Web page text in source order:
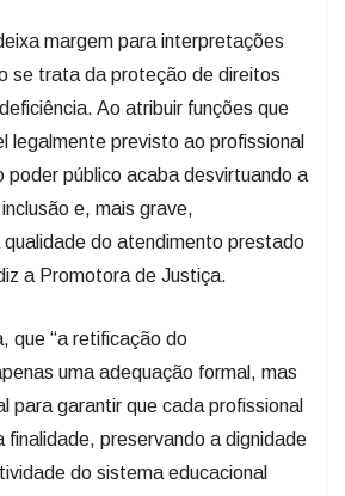
se trata da proteção de direitos
Ao atribuir funções que
legalmente previsto ao profissional
poder público acaba desvirtuando a
e, mais grave,
do atendimento prestado
a Promotora de Justiça.
uma adequação formal, mas
para garantir que cada profissional
finalidade, preservando a dignidade
do sistema educacional